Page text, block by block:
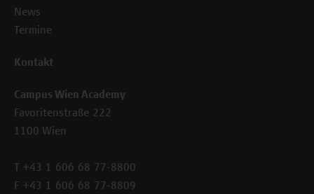
News
Termine
Kontakt
Campus Wien Academy
Favoritenstraße 222
1100 Wien
T +43 1 606 68 77-8800
F +43 1 606 68 77-8809